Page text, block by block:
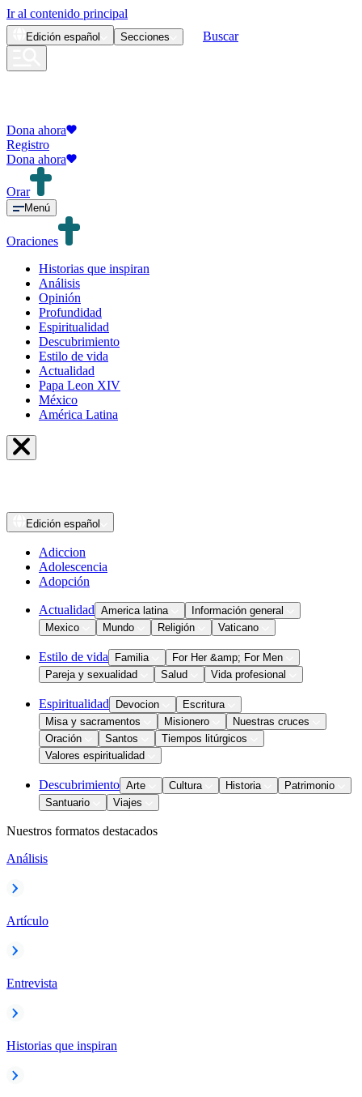
Ir al contenido principal
Edición español Secciones Buscar
Dona ahora
Registro
Dona ahora
Orar
Menú
Oraciones
Historias que inspiran
Análisis
Opinión
Profundidad
Espiritualidad
Descubrimiento
Estilo de vida
Actualidad
Papa Leon XIV
México
América Latina
Edición español
Adiccion
Adolescencia
Adopción
Actualidad America latina
Información general
Mexico
Mundo Religión Vaticano
Estilo de vida Familia
For Her &amp; For Men
Pareja y sexualidad
Salud Vida profesional
Espiritualidad Devocion
Escritura
Misa y sacramentos
Misionero
Nuestras cruces
Oración
Santos
Tiempos litúrgicos
Valores espiritualidad
Descubrimiento Arte Cultura Historia
Patrimonio
Santuario
Viajes
Nuestros formatos destacados
Análisis
Artículo
Entrevista
Historias que inspiran